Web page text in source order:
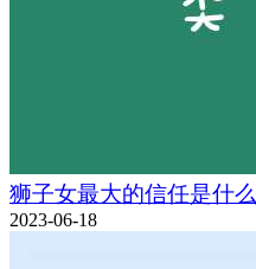
狮子女最大的信任是什么
2023-06-18